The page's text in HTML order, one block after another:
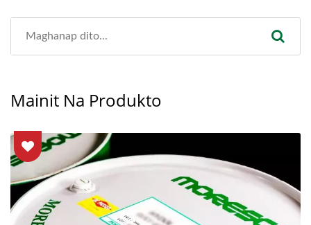
Mainit Na Produkto